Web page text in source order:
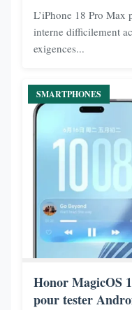
L’iPhone 18 Pro Max
interne difficilement
exigences...
SMARTPHONES
Honor MagicOS
pour tester